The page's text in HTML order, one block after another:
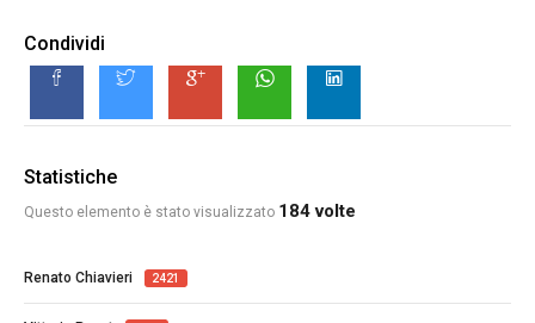
Condividi
Statistiche
Questo elemento è stato visualizzato 184 volte
Renato Chiavieri 2421